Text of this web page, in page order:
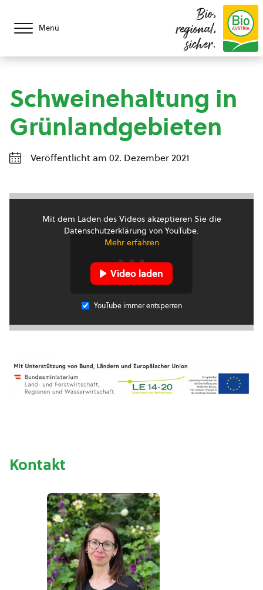
Menü
Bio,
regional,
sicher.
Schweinehaltung in
Grünlandgebieten
Veröffentlicht am 02. Dezember 2021
Mit dem Laden des Videos akzeptieren Sie die
Datenschutzerklärung von YouTube.
Mehr erfahren
Video laden
YouTube immer entsperren
Kontakt